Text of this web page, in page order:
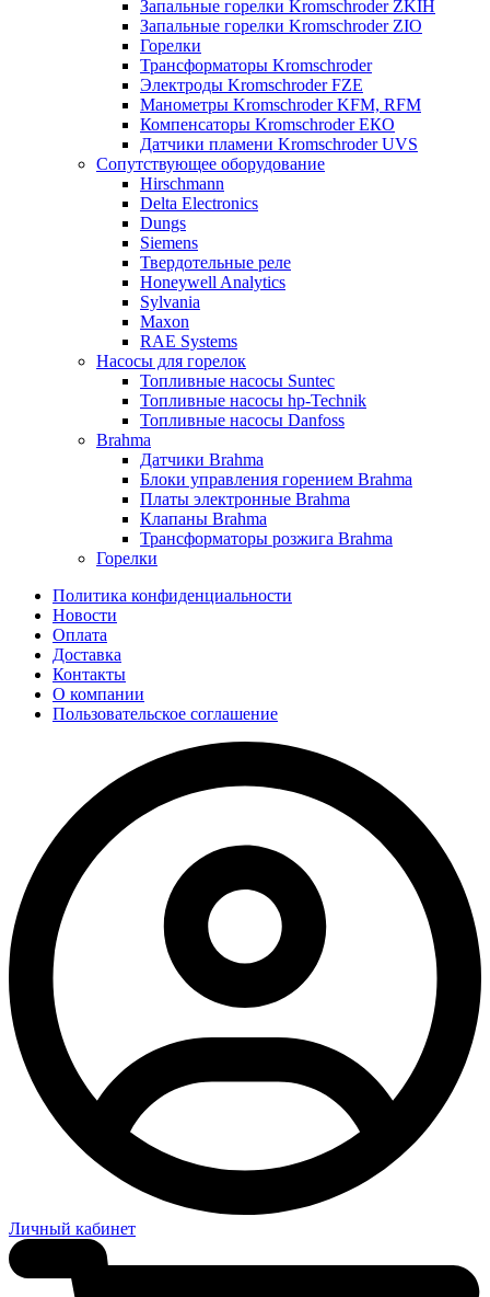
Запальные горелки Kromschroder ZKIH
Запальные горелки Kromschroder ZIO
Горелки
Трансформаторы Kromschroder
Электроды Kromschroder FZE
Манометры Kromschroder KFM, RFM
Компенсаторы Kromschroder ЕКО
Датчики пламени Kromschroder UVS
Сопутствующее оборудование
Hirschmann
Delta Electronics
Dungs
Siemens
Твердотельные реле
Honeywell Analytics
Sylvania
Maxon
RAE Systems
Насосы для горелок
Топливные насосы Suntec
Топливные насосы hp-Technik
Топливные насосы Danfoss
Brahma
Датчики Brahma
Блоки управления горением Brahma
Платы электронные Brahma
Клапаны Brahma
Трансформаторы розжига Brahma
Горелки
Политика конфиденциальности
Новости
Оплата
Доставка
Контакты
О компании
Пользовательское соглашение
Личный кабинет